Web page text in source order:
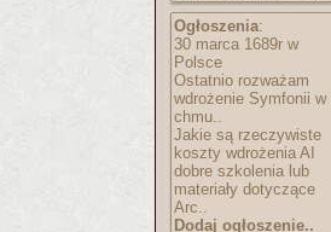
Ogłoszenia:
30 marca 1689r w
Polsce
Ostatnio rozważam
wdrożenie Symfonii w
chmu..
Jakie są rzeczywiste
koszty wdrożenia AI
dobre szkolenia lub
materiały dotyczące
Arc..
Dodaj ogłoszenie..